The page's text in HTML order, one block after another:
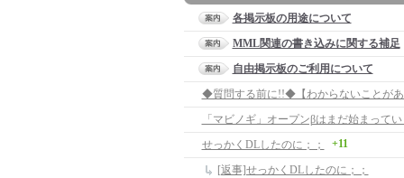
各掲示板の用途について
MML関連の書き込みに関する補足
自由掲示板のご利用について
せっかくDLしたのに；； +11
[返事]せっかくDLしたのに；；